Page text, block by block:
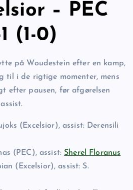
– PEC
(1-0)
på Woudestein efter en kamp,
til i de rigtige momenter, mens
efter pausen, før afgørelsen
(Excelsior), assist: Derensili
(PEC), assist: Sherel Floranus
(Excelsior), assist: S.